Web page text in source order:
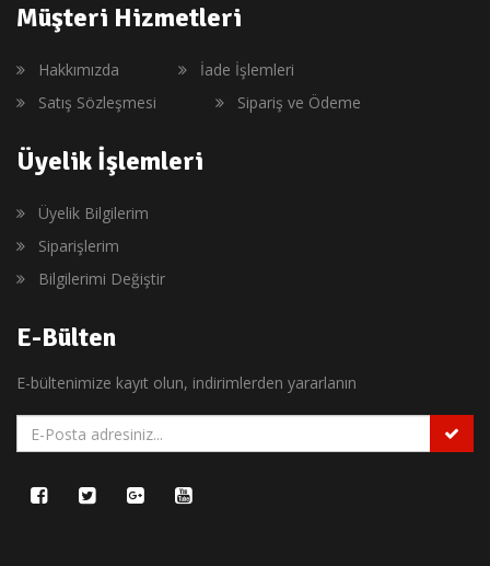
Müşteri Hizmetleri
Hakkımızda
İade İşlemleri
Satış Sözleşmesi
Sipariş ve Ödeme
Üyelik İşlemleri
Üyelik Bilgilerim
Siparişlerim
Bilgilerimi Değiştir
E-Bülten
E-bültenimize kayıt olun, indirimlerden yararlanın